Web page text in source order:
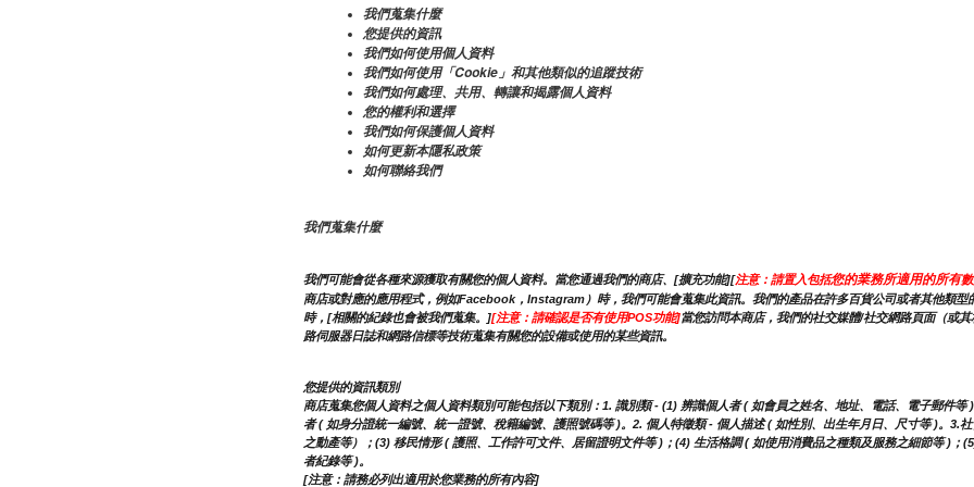
我們蒐集什麼
您提供的資訊
我們如何使用個人資料
我們如何使用「Cookie」和其他類似的追蹤技術
我們如何處理、共用、轉讓和揭露個人資料
您的權利和選擇
我們如何保護個人資料
如何更新本隱私政策
如何聯絡我們
我們蒐集什麼
我們可能會從各種來源獲取有關您的個人資料。當您通過我們的商店、[擴充功能][注意：請置入包括您的業務所適用的所有
商店或對應的應用程式，例如Facebook，Instagram）時，我們可能會蒐集此資訊。我們的產品在許多百貨公司或者其他類
時，[相關的紀錄也會被我們蒐集。][注意：請確認是否有使用POS功能]當您訪問本商店，我們的社交媒體/社交網路頁面（或
路伺服器日誌和網路信標等技術蒐集有關您的設備或使用的某些資訊。
您提供的資訊類別
商店蒐集您個人資料之個人資料類別可能包括以下類別：1. 識別類 - (1) 辨識個人者 ( 如會員之姓名、地址、電話、電子郵件
者 ( 如身分證統一編號、統一證號、稅籍編號、護照號碼等 )。2. 個人特徵類 - 個人描述 ( 如性別、出生年月日、尺寸等 )。3.
之動產等）；(3) 移民情形 ( 護照、工作許可文件、居留證明文件等 )；(4) 生活格調 ( 如使用消費品之種類及服務之細節等 )
者紀錄等 )。
[注意：請務必列出適用於您業務的所有內容]